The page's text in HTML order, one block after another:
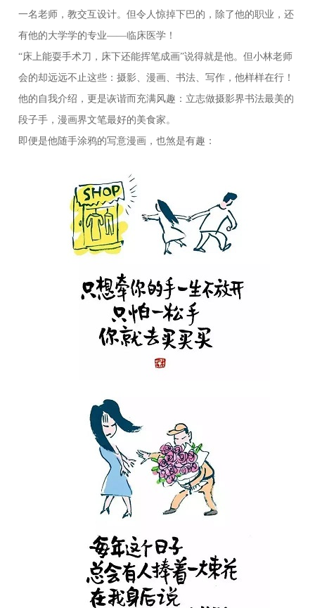
一名老师，教交互设计。但令人惊掉下巴的，除了他的职业，还
有他的大学学的专业——临床医学！
“床上能耍手术刀，床下还能挥笔成画”说得就是他。但小林老师
会的却远远不止这些：摄影、漫画、书法、写作，他样样在行！
他的自我介绍，更是诙谐而充满风趣：立志做摄影界书法最美的
段子手，漫画界文笔最好的美食家。
即便是他随手涂鸦的写意漫画，也煞是有趣：